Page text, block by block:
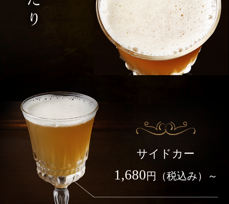
サイドカー
1,680円（税込み）～